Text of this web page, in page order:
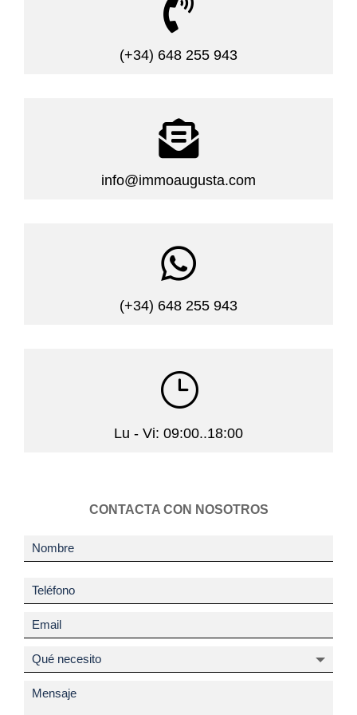

(+34) 648 255 943

info@immoaugusta.com

(+34) 648 255 943
}
Lu - Vi: 09:00..18:00
CONTACTA CON NOSOTROS